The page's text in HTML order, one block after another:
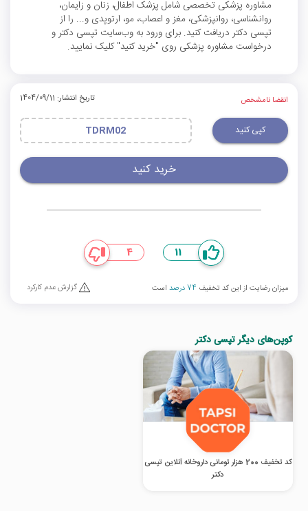
مشاوره پزشکی تخصصی شامل پزشک اطفال، زنان و زایمان،
روانشناسی، روانپزشکی، مغز و اعصاب، مو، ارتوپدی و... را از
تپسی دکتر دریافت کنید. برای ورود به وب‌سایت تپسی دکتر و
درخواست مشاوره پزشکی روی "خرید کنید" کلیک نمایید.
انقضا نامشخص تاریخ انتشار: 1404/09/11
کپی کنید TDRM02
خرید کنید
11
4
میزان رضایت از این کد تخفیف 74 درصد است گزارش عدم کارکرد
کوپن‌های دیگر تپسی دکتر
کد تخفیف 200 هزار تومانی داروخانه آنلاین تپسی
دکتر